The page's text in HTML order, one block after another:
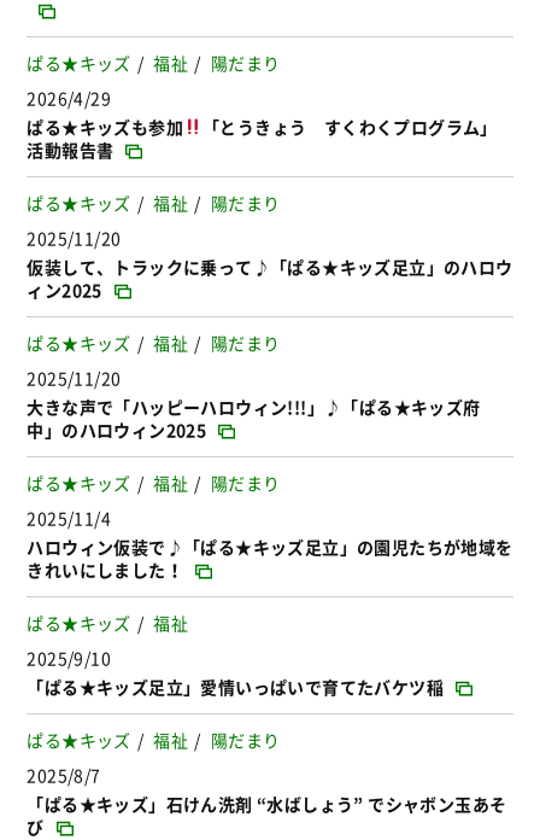
ぱる★キッズ 福祉
陽だまり
2026/4/29
ぱる★キッズも参加
「とうきょう すくわくプログラム」
活動報告書
ぱる★キッズ 福祉
陽だまり
2025/11/20
仮装して、トラックに乗って♪「ぱる★キッズ足立」のハロウ
ィン2025
ぱる★キッズ 福祉
陽だまり
2025/11/20
大きな声で「ハッピーハロウィン!!!」♪「ぱる★キッズ府
中」のハロウィン2025
ぱる★キッズ 福祉
陽だまり
2025/11/4
ハロウィン仮装で♪「ぱる★キッズ足立」の園児たちが地域を
きれいにしました！
ぱる★キッズ
福祉
2025/9/10
「ぱる★キッズ足立」愛情いっぱいで育てたバケツ稲
ぱる★キッズ 福祉
陽だまり
2025/8/7
「ぱる★キッズ」石けん洗剤 “水ばしょう” でシャボン玉あそ
び